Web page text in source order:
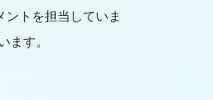
トを担当していま
す。